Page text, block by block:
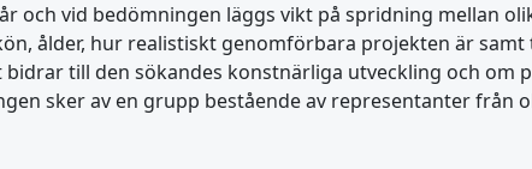
och vid bedömningen läggs vikt på spridning mellan
ålder, hur realistiskt genomförbara projekten är samt
till den sökandes konstnärliga utveckling och om
sker av en grupp bestående av representanter från